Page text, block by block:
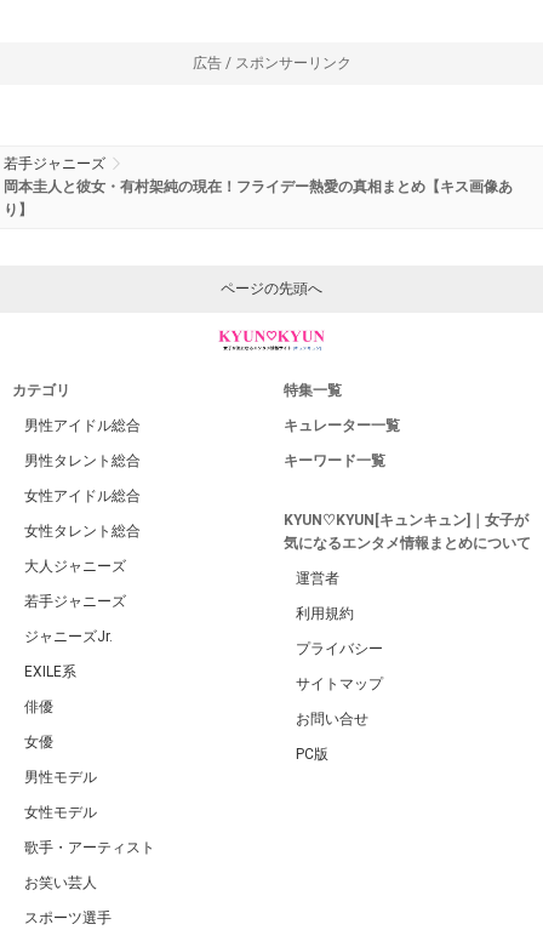
広告 / スポンサーリンク
若手ジャニーズ
岡本圭人と彼女・有村架純の現在！フライデー熱愛の真相まとめ【キス画像あ
り】
ページの先頭へ
カテゴリ
男性アイドル総合
男性タレント総合
女性アイドル総合
女性タレント総合
大人ジャニーズ
若手ジャニーズ
ジャニーズJr.
EXILE系
俳優
女優
男性モデル
女性モデル
歌手・アーティスト
お笑い芸人
スポーツ選手
特集一覧
キュレーター一覧
キーワード一覧
KYUN♡KYUN[キュンキュン]｜女子が
気になるエンタメ情報まとめについて
運営者
利用規約
プライバシー
サイトマップ
お問い合せ
PC版